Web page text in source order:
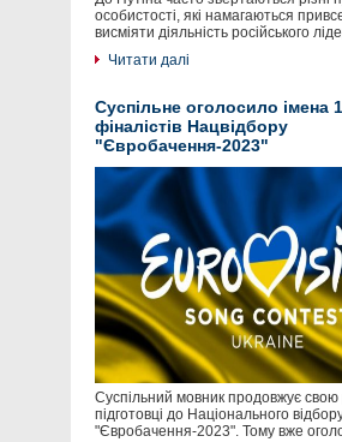
особистості, які намагаються
висміяти діяльність російського
Читати далі
Суспільне оголосило імена
фіналістів Нацвідбору
"Євробачення-2023"
Суспільний мовник продовжує свою
підготовці до Національного
"Євробачення-2023". Тому вже